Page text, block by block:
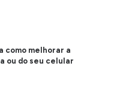
como melhorar a
ou do seu celular